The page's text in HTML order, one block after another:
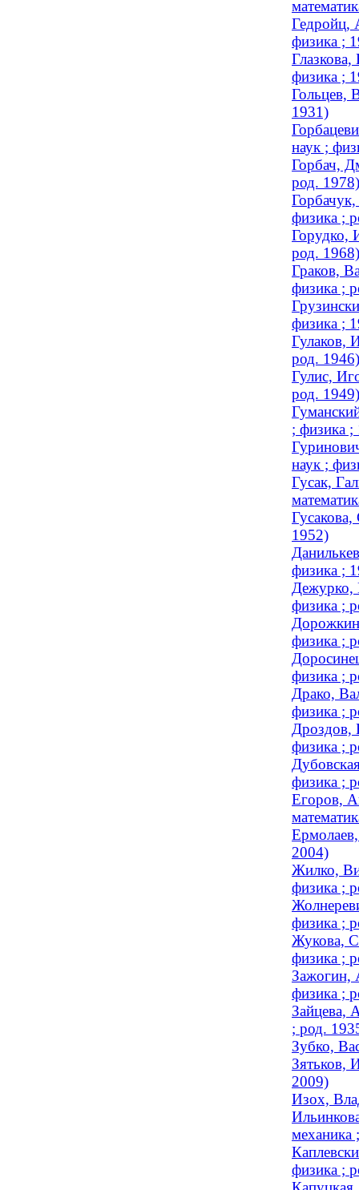
Гедройц,
физика ;
физика ;
Гольцев,
1931)
наук ;
Горбач,
род. 1978)
физика ;
Горудко,
род. 1968)
Граков,
физика ;
физика ;
Гулаков,
род. 1946)
Гулис,
род. 1949)
; физика
наук ;
Гусак,
1952)
физика ;
Дежурко,
физика ;
физика ;
физика ;
Драко,
физика ;
Дроздов,
физика ;
физика ;
Егоров,
2004)
Жилко,
физика ;
физика ;
Жукова,
физика ;
Зажогин,
физика ;
Зайцева,
; род.
Зубко,
Зятьков,
2009)
Изох,
механика
физика ;